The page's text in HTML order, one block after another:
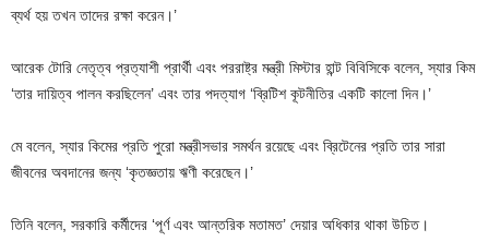
ব্যর্থ হয় তখন তাদের রক্ষা করেন।’
আরেক টোরি নেতৃত্ব প্রত্যাশী প্রার্থী এবং পররাষ্ট্র মন্ত্রী মিস্টার হান্ট বিবিসিকে বলেন, স্যার কিম
‘তার দায়িত্ব পালন করছিলেন’ এবং তার পদত্যাগ ‘ব্রিটিশ কূটনীতির একটি কালো দিন।’
মে বলেন, স্যার কিমের প্রতি পুরো মন্ত্রীসভার সমর্থন রয়েছে এবং ব্রিটেনের প্রতি তার সারা
জীবনের অবদানের জন্য ‘কৃতজ্ঞতায় ঋণী করেছেন।’
তিনি বলেন, সরকারি কর্মীদের ‘পূর্ণ এবং আন্তরিক মতামত’ দেয়ার অধিকার থাকা উচিত।